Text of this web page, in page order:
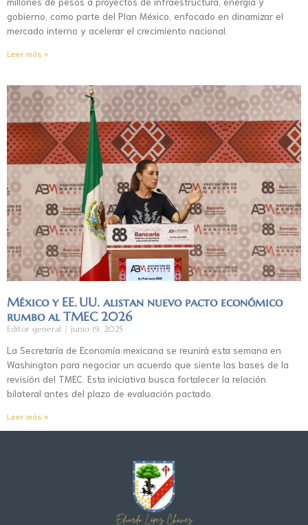
gobierno, como parte del Plan México, enfocado en dinamizar el
mercado interno y acelerar el crecimiento nacional.
Leer más »
México y EE. UU. alistan nuevo pacto económico
rumbo al TMEC 2026
Editor general junio 19, 2025
La Secretaría de Economía mexicana se reunirá esta semana en
Washington para negociar un acuerdo que siente las bases de la
revisión del TMEC. Esta iniciativa busca fortalecer la relación
bilateral antes del plazo de evaluación pactado.
Leer más »